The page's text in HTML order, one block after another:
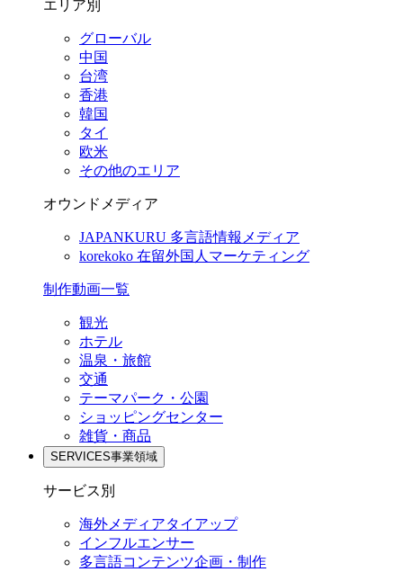
エリア別
グローバル
中国
台湾
香港
韓国
タイ
欧米
その他のエリア
オウンドメディア
JAPANKURU 多言語情報メディア
korekoko 在留外国人マーケティング
制作動画一覧
観光
ホテル
温泉・旅館
交通
テーマパーク・公園
ショッピングセンター
雑貨・商品
SERVICES事業領域
サービス別
海外メディアタイアップ
インフルエンサー
多言語コンテンツ企画・制作